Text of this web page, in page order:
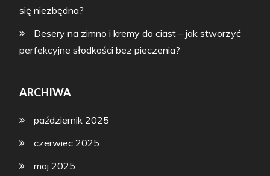
się niezbędna?
Desery na zimno i kremy do ciast – jak stworzyć
perfekcyjne słodkości bez pieczenia?
ARCHIWA
październik 2025
czerwiec 2025
maj 2025